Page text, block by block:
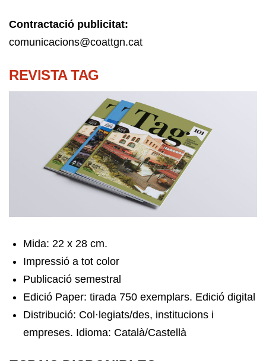
Contractació publicitat:
comunicacions@coattgn.cat
REVISTA TAG
Mida: 22 x 28 cm.
Impressió a tot color
Publicació semestral
Edició Paper: tirada 750 exemplars. Edició digital
Distribució: Col·legiats/des, institucions i
empreses. Idioma: Català/Castellà